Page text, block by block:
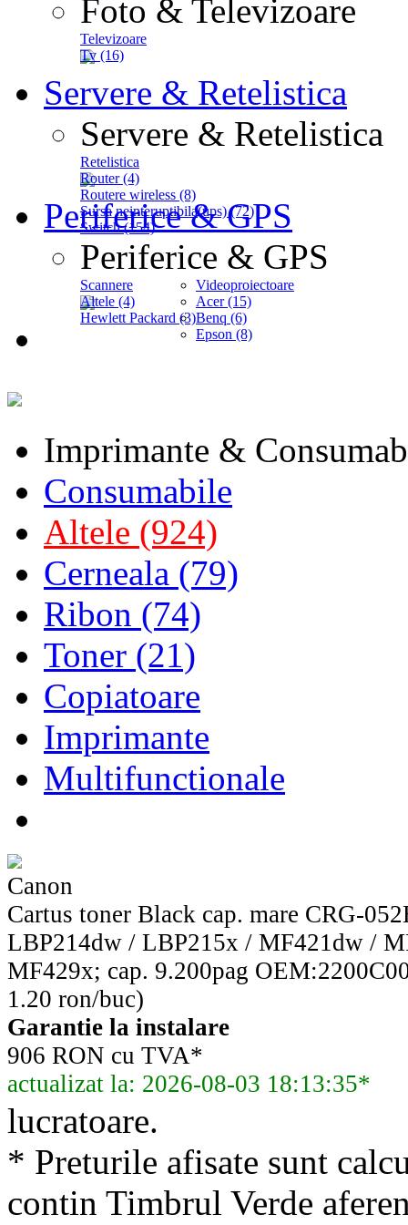
Foto & Televizoare
Televizoare
Tv (16)
Servere & Retelistica
Servere & Retelistica
Retelistica
Router (4)
Routere wireless (8)
Sursa neinteruptibila(ups) (72)
Switch (154)
Periferice & GPS
Periferice & GPS
Scannere
Altele (4)
Hewlett Packard (3)
Videoproiectoare
Acer (15)
Benq (6)
Epson (8)
Imprimante &
Consumabile
Altele (924)
Cerneala (79)
Ribon (74)
Toner (21)
Copiatoare
Imprimante
Multifunctionale
Canon
Cartus toner Black cap. mare CRG-
LBP214dw / LBP215x / MF421dw /
MF429x; cap. 9.200pag
1.20 ron/buc)
Garantie la instalare
906 RON cu TVA*
actualizat la: 2026-08-03 18:13:35*
lucratoare.
* Preturile afisate sunt
contin Timbrul Verde